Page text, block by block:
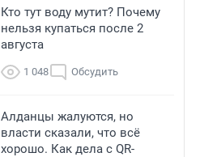
Кто тут воду мутит? Почему
нельзя купаться после 2
августа
1 048 Обсудить
Алданцы жалуются, но
власти сказали, что всё
хорошо. Как дела с QR-